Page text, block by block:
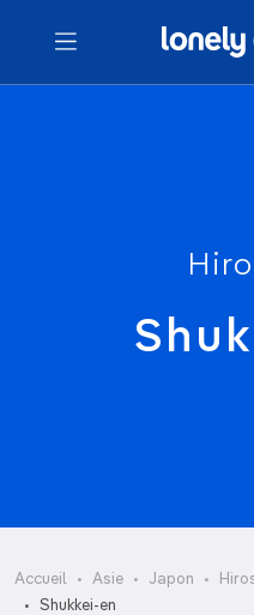
Menu
Accueil Asie Japon
Shukkei-en